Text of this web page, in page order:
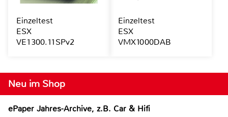
Neu im Shop
ePaper Jahres-Archive, z.B. Car & Hifi
Einzeltest
ESX
VE1300.11SPv2
Einzeltest
ESX
VMX1000DAB